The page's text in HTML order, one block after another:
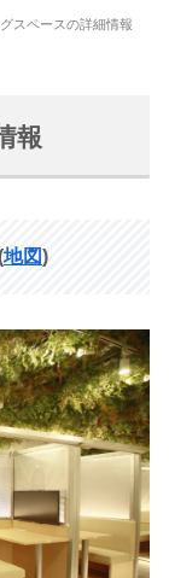
スペースの詳細情報
報
地図)